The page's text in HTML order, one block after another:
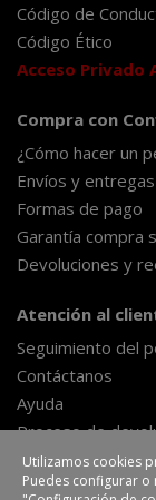
Código de
Código Ético
Acceso Privado
Compra con
¿Cómo hacer un
Envíos y entregas
Formas de pago
Garantía compra
Devoluciones y
Atención al
Seguimiento del
Contáctanos
Ayuda
Proceso de
Formulario de
Utilizamos cookies
Puedes configurar o